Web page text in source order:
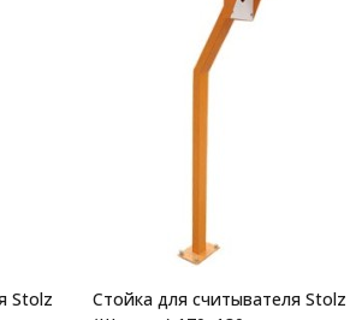
Stolz
Стойка для считывателя Stolz